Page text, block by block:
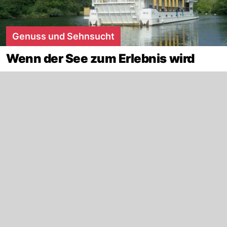
Genuss und Sehnsucht
Wenn der See zum Erlebnis wird